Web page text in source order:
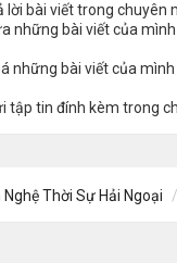
lời bài viết trong chuyên
những bài viết của
những bài viết của
tập tin đính kèm trong
Thời Sự Hải Ngoại